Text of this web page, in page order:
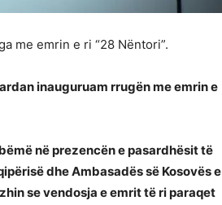
me emrin e ri “28 Nëntori”.
inauguruam rrugën me emrin e
në prezencën e pasardhësit të
dhe Ambasadës së Kosovës e
se vendosja e emrit të ri paraqet